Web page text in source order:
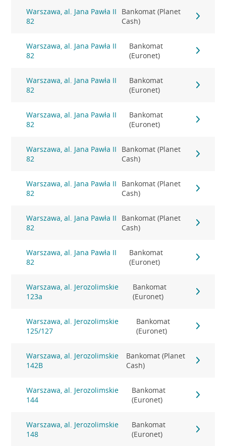
Warszawa, al. Jana Pawła II
82
Bankomat (Planet
Cash)
Warszawa, al. Jana Pawła II
82
Bankomat
(Euronet)
Warszawa, al. Jana Pawła II
82
Bankomat
(Euronet)
Warszawa, al. Jana Pawła II
82
Bankomat
(Euronet)
Warszawa, al. Jana Pawła II
82
Bankomat (Planet
Cash)
Warszawa, al. Jana Pawła II
82
Bankomat (Planet
Cash)
Warszawa, al. Jana Pawła II
82
Bankomat (Planet
Cash)
Warszawa, al. Jana Pawła II
82
Bankomat
(Euronet)
Warszawa, al. Jerozolimskie
123a
Bankomat
(Euronet)
Warszawa, al. Jerozolimskie
125/127
Bankomat
(Euronet)
Warszawa, al. Jerozolimskie
142B
Bankomat (Planet
Cash)
Warszawa, al. Jerozolimskie
144
Bankomat
(Euronet)
Warszawa, al. Jerozolimskie
148
Bankomat
(Euronet)